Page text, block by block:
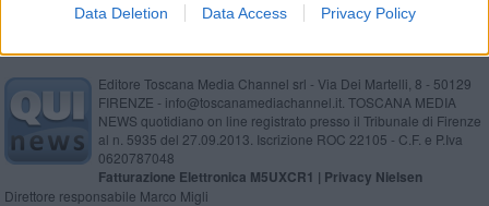
Data Deletion Data Access Privacy Policy
Editore Toscana Media Channel srl - Via Dei Martelli, 8 - 50129
FIRENZE - info@toscanamediachannel.it. TOSCANA MEDIA
NEWS quotidiano on line registrato presso il Tribunale di Firenze
al n. 5935 del 27.09.2013. Iscrizione ROC 22105 - C.F. e P.Iva
0620787048
Fatturazione Elettronica M5UXCR1 | Privacy Nielsen
Direttore responsabile Marco Migli